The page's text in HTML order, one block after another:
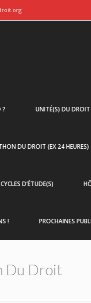
? UNITÉ(S) DU DROIT
DU DROIT (EX 24 HEURES)
CYCLES D’ÉTUDE(S)
! PROCHAINES
Du Droit